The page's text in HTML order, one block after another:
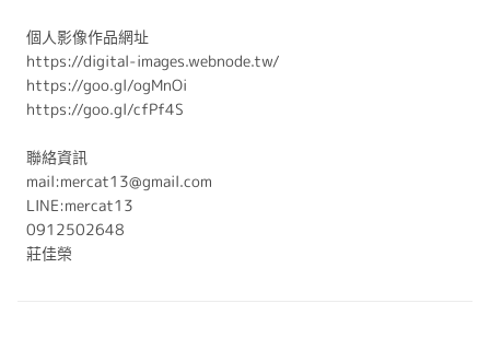
個人影像作品網址
https://digital-images.webnode.tw/
https://goo.gl/ogMnOi
https://goo.gl/cfPf4S
聯絡資訊
mail:mercat13@gmail.com
LINE:mercat13
0912502648
莊佳榮